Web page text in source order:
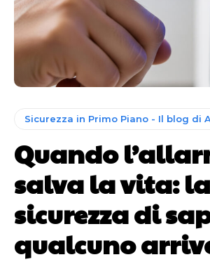
Sicurezza in Primo Piano - Il blog di
Quando
salva la vita: la
sicurezza di
qualcuno